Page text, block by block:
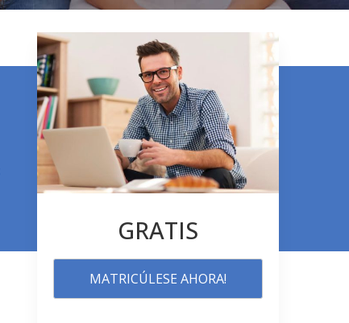
GRATIS
MATRICÚLESE AHORA!